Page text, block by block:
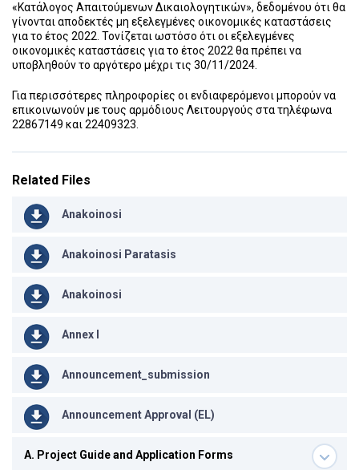
«Κατάλογος Απαιτούμενων Δικαιολογητικών», δεδομένου ότι θα
γίνονται αποδεκτές μη εξελεγμένες οικονομικές καταστάσεις
για το έτος 2022. Τονίζεται ωστόσο ότι οι εξελεγμένες
οικονομικές καταστάσεις για το έτος 2022 θα πρέπει να
υποβληθούν το αργότερο μέχρι τις 30/11/2024.
Για περισσότερες πληροφορίες οι ενδιαφερόμενοι μπορούν να
επικοινωνούν με τους αρμόδιους Λειτουργούς στα τηλέφωνα
22867149 και 22409323.
Related Files
Anakoinosi
Anakoinosi Paratasis
Anakoinosi
Annex I
Announcement_submission
Announcement Approval (EL)
A. Project Guide and Application Forms